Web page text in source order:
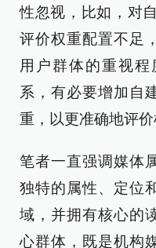
性忽视，比如，对
评价权重配置不足
用户群体的重视
系，有必要增加自
重，以更准确地评价
笔者一直强调媒体
独特的属性、定位
域，并拥有核心的
心群体，既是机构